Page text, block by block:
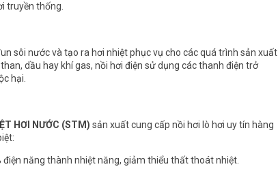
truyền thống.
sôi nước và tạo ra hơi nhiệt phục vụ cho các quá trình sản xuất
dầu hay khí gas, nồi hơi điện sử dụng các thanh điện trở
hại.
HƠI NƯỚC (STM) sản xuất cung cấp nồi hơi lò hơi uy tín hàng
điện năng thành nhiệt năng, giảm thiểu thất thoát nhiệt.